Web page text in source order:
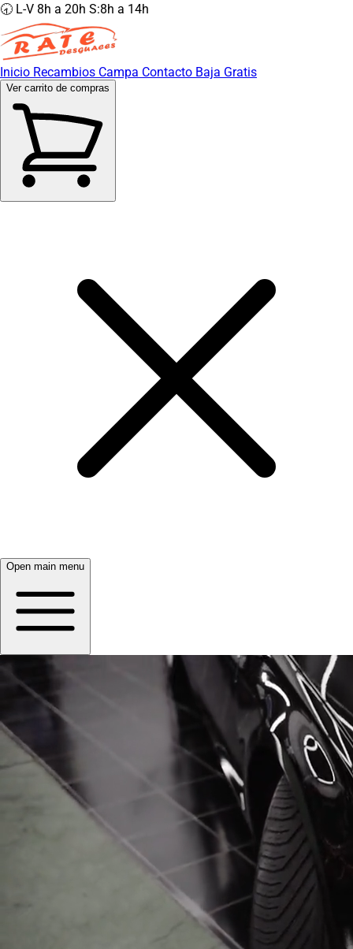
🕣 L-V 8h a 20h S:8h a 14h
Inicio Recambios Campa Contacto Baja Gratis
Ver carrito de compras
Open main menu